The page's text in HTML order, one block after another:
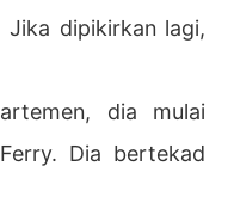
Jika dipikirkan lagi,
dia mulai
Dia bertekad